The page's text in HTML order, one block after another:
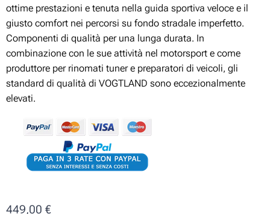
ottime prestazioni e tenuta nella guida sportiva veloce e il
giusto comfort nei percorsi su fondo stradale imperfetto.
Componenti di qualità per una lunga durata. In
combinazione con le sue attività nel motorsport e come
produttore per rinomati tuner e preparatori di veicoli, gli
standard di qualità di VOGTLAND sono eccezionalmente
elevati.
449,00 €